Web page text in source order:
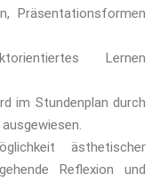
Präsentationsformen
Lernen
im Stundenplan durch
ästhetischer
Reflexion und